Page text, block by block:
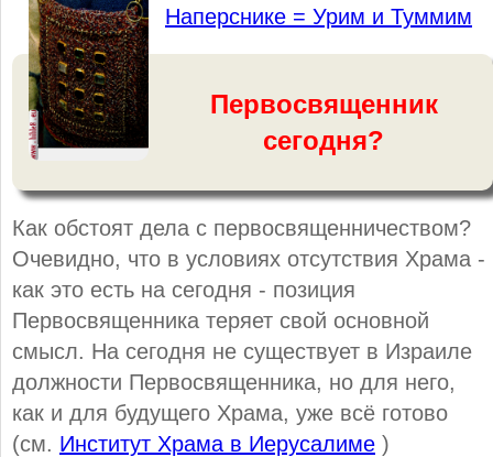
Наперснике = Урим и Туммим
Первосвященник
сегодня?
Как обстоят дела с первосвященничеством?
Очевидно, что в условиях отсутствия Храма -
как это есть на сегодня - позиция
Первосвященника теряет свой основной
смысл. На сегодня не существует в Израиле
должности Первосвященника, но для него,
как и для будущего Храма, уже всё готово
(см. Институт Храма в Иерусалиме )